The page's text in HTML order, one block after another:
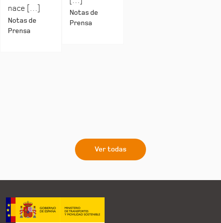
nace […]
Notas de
Prensa
Notas de
Prensa
Ver todas